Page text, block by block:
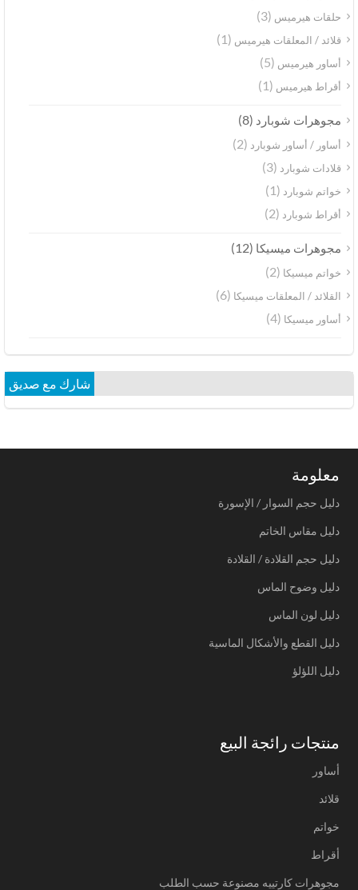
حلقات هيرميس(3)
قلائد / المعلقات هيرميس(1)
أساور هيرميس(5)
أقراط هيرميس(1)
مجوهرات شوبارد(8)
أساور / أساور شوبارد(2)
قلادات شوبارد(3)
خواتم شوبارد(1)
أقراط شوبارد(2)
مجوهرات ميسيكا(12)
خواتم ميسيكا(2)
القلائد / المعلقات ميسيكا(6)
أساور ميسيكا(4)
شارك مع صديق
معلومة
دليل حجم السوار / الإسورة
دليل مقاس الخاتم
دليل حجم القلادة / القلادة
دليل وضوح الماس
دليل لون الماس
دليل القطع والأشكال الماسية
دليل اللؤلؤ
منتجات رائجة البيع
أساور
قلائد
خواتم
أقراط
مجوهرات كارتييه مصنوعة حسب الطلب